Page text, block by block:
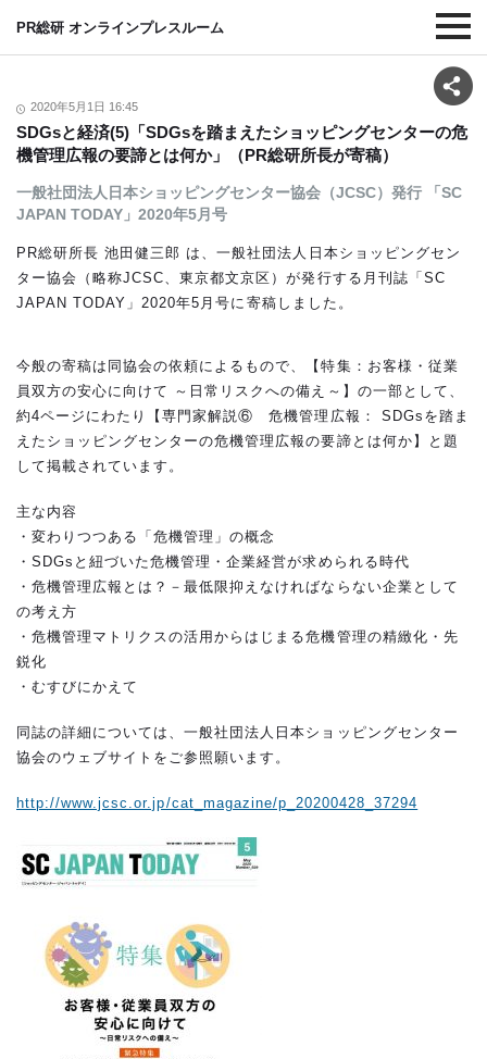
PR総研 オンラインプレスルーム
2020年5月1日 16:45
SDGsと経済(5)「SDGsを踏まえたショッピングセンターの危
機管理広報の要諦とは何か」（PR総研所長が寄稿）
一般社団法人日本ショッピングセンター協会（JCSC）発行 「SC
JAPAN TODAY」2020年5月号
PR総研所長 池田健三郎 は、一般社団法人日本ショッピングセン
ター協会（略称JCSC、東京都文京区）が発行する月刊誌「SC
JAPAN TODAY」2020年5月号に寄稿しました。
今般の寄稿は同協会の依頼によるもので、【特集：お客様・従業
員双方の安心に向けて ～日常リスクへの備え～】の一部として、
約4ページにわたり【専門家解説⑥ 危機管理広報： SDGsを踏ま
えたショッピングセンターの危機管理広報の要諦とは何か】と題
して掲載されています。
主な内容
・変わりつつある「危機管理」の概念
・SDGsと紐づいた危機管理・企業経営が求められる時代
・危機管理広報とは？－最低限抑えなければならない企業として
の考え方
・危機管理マトリクスの活用からはじまる危機管理の精緻化・先
鋭化
・むすびにかえて
同誌の詳細については、一般社団法人日本ショッピングセンター
協会のウェブサイトをご参照願います。
http://www.jcsc.or.jp/cat_magazine/p_20200428_37294